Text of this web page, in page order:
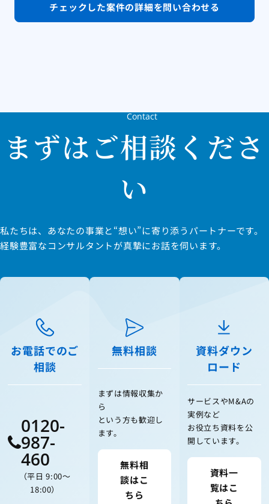
チェックした案件の詳細を問い合わせる
Contact
まずはご相談くださ
い
私たちは、あなたの事業と“想い”に寄り添うパートナーです。
経験豊富なコンサルタントが真摯にお話を伺います。
お電話でのご
相談
0120-
987-
460
（平日 9:00〜
18:00）
無料相談
まずは情報収集か
ら
という方も歓迎し
ます。
無料相
談はこ
ちら
資料ダウン
ロード
サービスやM&Aの
実例など
お役立ち資料を公
開しています。
資料一
覧はこ